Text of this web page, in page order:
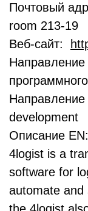
Почтовый
room 213-19
Веб-сайт:
Направление
development
Описание EN:
4logist is a
software for
automate and